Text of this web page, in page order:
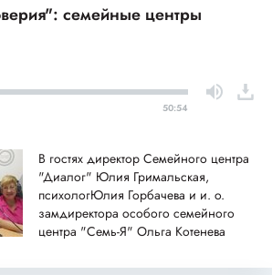
семейные центры
50:54
В гостях директор Семейного центра
"Диалог" Юлия Гримальская,
психологЮлия Горбачева и и. о.
замдиректора особого семейного
центра "Семь-Я" Ольга Котенева